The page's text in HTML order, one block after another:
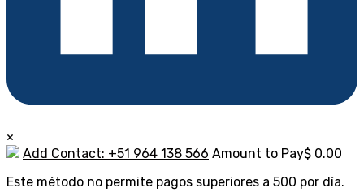
×
Add Contact: +51 964 138 566 Amount to Pay$ 0.00
Este método no permite pagos superiores a 500 por día.